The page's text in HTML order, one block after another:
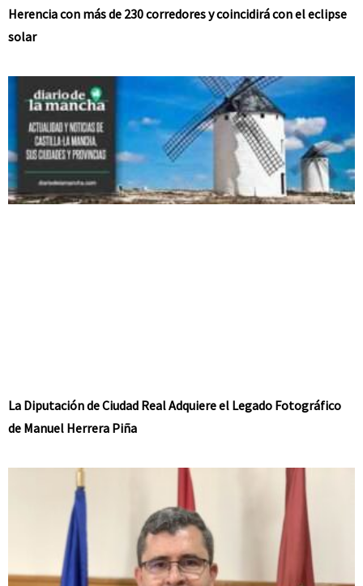
Herencia con más de 230 corredores y coincidirá con el eclipse
solar
La Diputación de Ciudad Real Adquiere el Legado Fotográfico
de Manuel Herrera Piña